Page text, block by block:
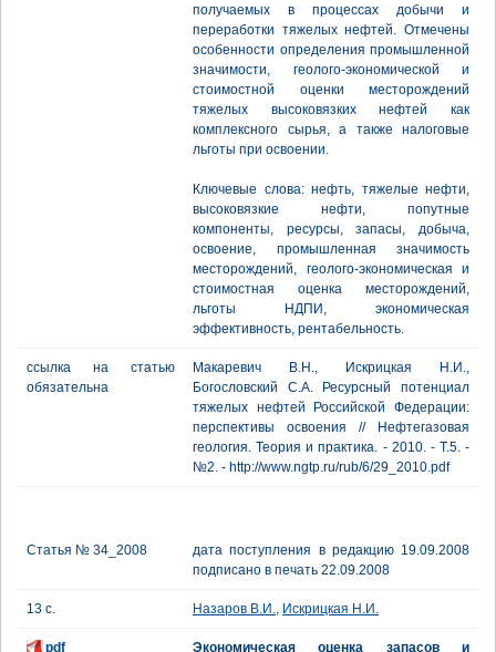
получаемых в процессах добычи и
переработки тяжелых нефтей. Отмечены
особенности определения промышленной
значимости, геолого-экономической и
стоимостной оценки месторождений
тяжелых высоковязких нефтей как
комплексного сырья, а также налоговые
льготы при освоении.
Ключевые слова: нефть, тяжелые нефти,
высоковязкие нефти, попутные
компоненты, ресурсы, запасы, добыча,
освоение, промышленная значимость
месторождений, геолого-экономическая и
стоимостная оценка месторождений,
льготы НДПИ, экономическая
эффективность, рентабельность.
ссылка на статью
обязательна
Макаревич В.Н., Искрицкая Н.И.,
Богословский С.А. Ресурсный потенциал
тяжелых нефтей Российской Федерации:
перспективы освоения // Нефтегазовая
геология. Теория и практика. - 2010. - Т.5. -
№2. - http://www.ngtp.ru/rub/6/29_2010.pdf
Статья № 34_2008
дата поступления в редакцию 19.09.2008
подписано в печать 22.09.2008
13 с. Назаров В.И., Искрицкая Н.И.
pdf Экономическая оценка запасов и